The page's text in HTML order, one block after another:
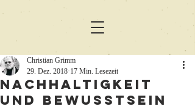
Nachhaltigkeit
und Bewusstsein
Christian Grimm
29. Dez. 2018 17 Min. Lesezeit